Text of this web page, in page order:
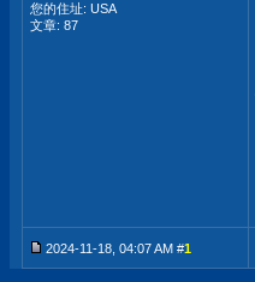
您的住址: USA
文章: 87
2024-11-18, 04:07 AM #1